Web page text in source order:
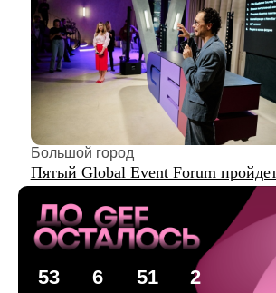
53 6 51 2
Большой город
Пятый Global Event Forum пройдет
с 30 сентября по 4 октября